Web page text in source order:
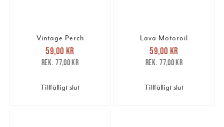
Vintage Perch
Nuvarande pris
59,00 krTidigare pris
77,00 kr
59,00 kr
77,00 kr
Tillfälligt slut
Lava Motoroil
Nuvarande pris
59,00 krTidigare pris
77,00 kr
59,00 kr
77,00 kr
Tillfälligt slut